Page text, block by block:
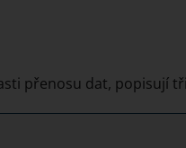
přenosu dat, popisují